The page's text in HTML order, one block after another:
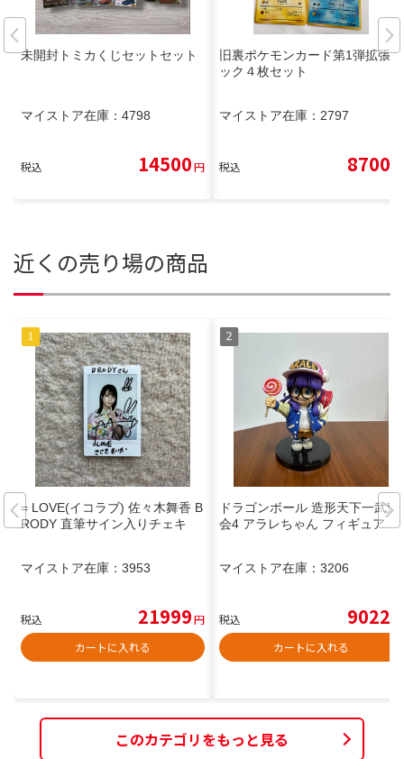
未開封トミカくじセットセット
マイストア在庫： 4798
税込 14500円
旧裏ポケモンカード第1弾拡張パ
ック４枚セット
マイストア在庫： 2797
税込 8700
近くの売り場の商品
= LOVE(イコラブ) 佐々木舞香 B
RODY 直筆サイン入りチェキ
マイストア在庫： 3953
税込 21999円
カートに入れる
ドラゴンボール 造形天下一武道
会4 アラレちゃん フィギュア
マイストア在庫： 3206
税込 9022
カートに入れる
このカテゴリをもっと見る